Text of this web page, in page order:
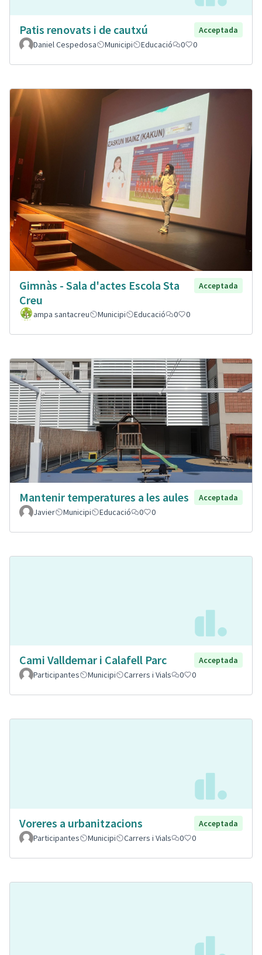
Patis renovats i de cautxú
Acceptada
Daniel Cespedosa
Municipi Educació 0 0
Gimnàs - Sala d'actes Escola Sta
Creu
Acceptada
ampa santacreu Municipi Educació 0 0
Mantenir temperatures a les aules
Acceptada
Javier
Municipi Educació 0 0
Cami Valldemar i Calafell Parc
Acceptada
Participantes
Municipi Carrers i Vials 0 0
Voreres a urbanitzacions
Acceptada
Participantes
Municipi Carrers i Vials 0 0